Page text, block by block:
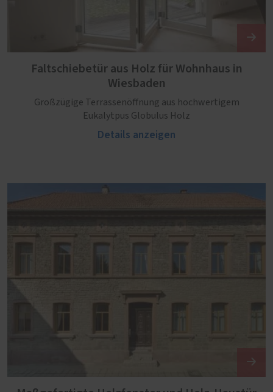
Faltschiebetür aus Holz für Wohnhaus in
Wiesbaden
Großzügige Terrassenöffnung aus hochwertigem
Eukalytpus Globulus Holz
Details anzeigen